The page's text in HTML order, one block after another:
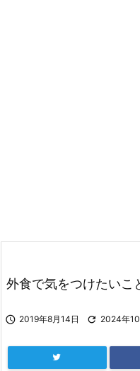
外食で気をつけたいこ
 2019年8月14日  2024年